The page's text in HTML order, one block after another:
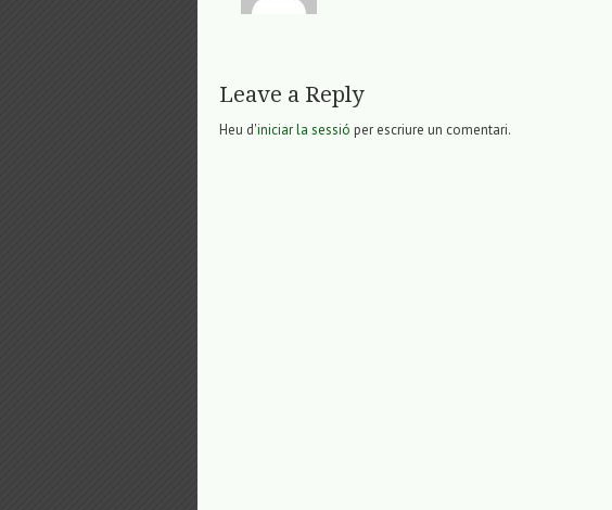
Leave a Reply
Heu d'iniciar la sessió per escriure un comentari.